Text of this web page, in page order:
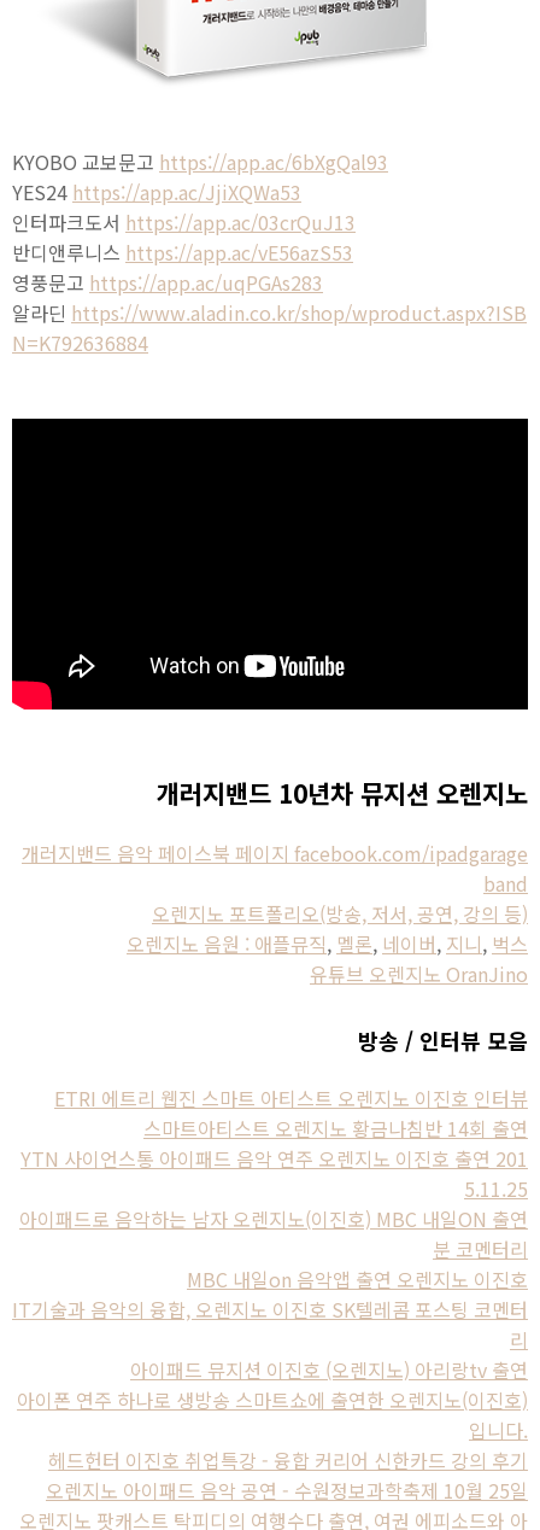
KYOBO 교보문고 https://app.ac/6bXgQal93
YES24 https://app.ac/JjiXQWa53
인터파크도서 https://app.ac/03crQuJ13
반디앤루니스 https://app.ac/vE56azS53
영풍문고 https://app.ac/uqPGAs283
알라딘 https://www.aladin.co.kr/shop/wproduct.aspx?ISB
N=K792636884
개러지밴드 10년차 뮤지션 오렌지노
개러지밴드 음악 페이스북 페이지 facebook.com/ipadgarage
band
오렌지노 포트폴리오(방송, 저서, 공연, 강의 등)
오렌지노 음원 : 애플뮤직, 멜론, 네이버, 지니, 벅스
유튜브 오렌지노 OranJino
방송 / 인터뷰 모음
ETRI 에트리 웹진 스마트 아티스트 오렌지노 이진호 인터뷰
스마트아티스트 오렌지노 황금나침반 14회 출연
YTN 사이언스통 아이패드 음악 연주 오렌지노 이진호 출연 201
5.11.25
아이패드로 음악하는 남자 오렌지노(이진호) MBC 내일ON 출연
분 코멘터리
MBC 내일on 음악앱 출연 오렌지노 이진호
IT기술과 음악의 융합, 오렌지노 이진호 SK텔레콤 포스팅 코멘터
리
아이패드 뮤지션 이진호 (오렌지노) 아리랑tv 출연
아이폰 연주 하나로 생방송 스마트쇼에 출연한 오렌지노(이진호)
입니다.
헤드헌터 이진호 취업특강 - 융합 커리어 신한카드 강의 후기
오렌지노 아이패드 음악 공연 - 수원정보과학축제 10월 25일
오렌지노 팟캐스트 탁피디의 여행수다 출연, 여권 에피소드와 아